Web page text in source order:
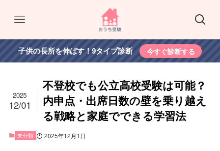
子供の長所を伸ばす！9タイプ診断 今すぐ診断する
不登校でも公立高校受験は可能？
内申点・出席日数の壁を乗り越え
る戦略と家庭でできる学習法
2025
12/01
未分類 2025年12月1日